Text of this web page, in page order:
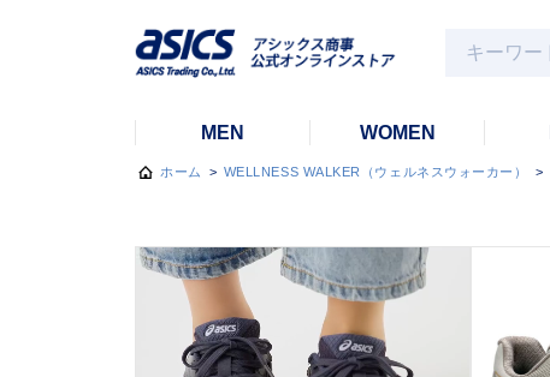
MEN WOMEN
ホーム > WELLNESS WALKER（ウェルネスウォーカー） >